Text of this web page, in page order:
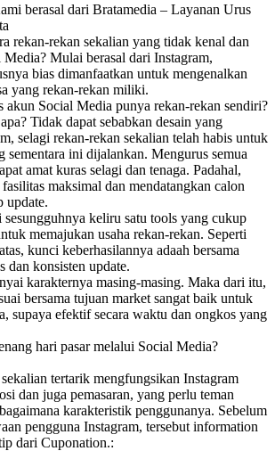
berasal dari Bratamedia – Layanan Urus
rekan-rekan sekalian yang tidak kenal dan
Mulai berasal dari Instagram,
bias dimanfaatkan untuk mengenalkan
yang rekan-rekan miliki.
akun Social Media punya rekan-rekan sendiri?
Tidak dapat sebabkan desain yang
selagi rekan-rekan sekalian telah habis untuk
sementara ini dijalankan. Mengurus semua
amat kuras selagi dan tenaga. Padahal,
maksimal dan mendatangkan calon
update.
keliru satu tools yang cukup
memajukan usaha rekan-rekan. Seperti
kunci keberhasilannya adaah bersama
dan konsisten update.
karakternya masing-masing. Maka dari itu,
bersama tujuan market sangat baik untuk
supaya efektif secara waktu dan ongkos yang
hari pasar melalui Social Media?
tertarik mengfungsikan Instagram
dan juga pemasaran, yang perlu teman
karakteristik penggunanya. Sebelum
pengguna Instagram, tersebut information
dari Cuponation.: